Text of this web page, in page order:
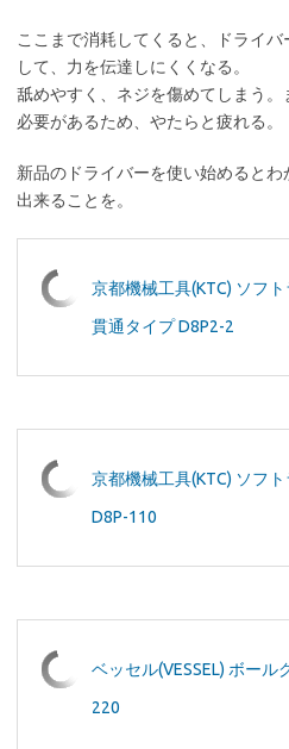
ここまで消耗してくると、ドライ
して、力を伝達しにくくなる。
舐めやすく、ネジを傷めてしまう
必要があるため、やたらと疲れる。
新品のドライバーを使い始めると
出来ることを。
京都機械工具(KTC) ソフ
貫通タイプ D8P2-2
京都機械工具(KTC) ソフ
D8P-110
ベッセル(VESSEL) ボー
220